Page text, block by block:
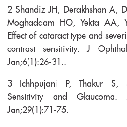
2 Shandiz JH, Derakhshan A,
Moghaddam HO, Yekta AA,
Effect of cataract type and
contrast sensitivity. J
Jan;6(1):26-31..
3 Ichhpujani P, Thakur S,
Sensitivity and
Jan;29(1):71-75.